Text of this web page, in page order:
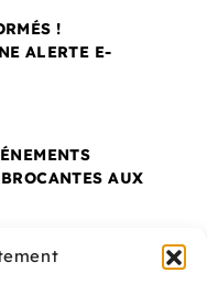
!
ALERTE E-
AUX